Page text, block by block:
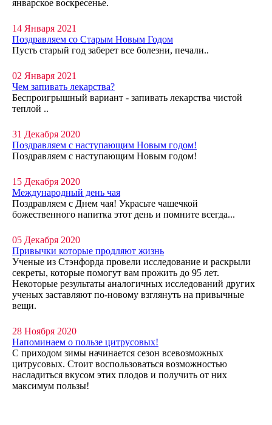
январское воскресенье.
14 Января 2021
Поздравляем со Старым Новым Годом
Пусть старый год заберет все болезни, печали..
02 Января 2021
Чем запивать лекарства?
Беспроигрышный вариант - запивать лекарства чистой
теплой ..
31 Декабря 2020
Поздравляем с наступающим Новым годом!
Поздравляем с наступающим Новым годом!
15 Декабря 2020
Международный день чая
Поздравляем с Днем чая! Украсьте чашечкой
божественного напитка этот день и помните всегда...
05 Декабря 2020
Привычки которые продляют жизнь
Ученые из Стэнфорда провели исследование и раскрыли
секреты, которые помогут вам прожить до 95 лет.
Некоторые результаты аналогичных исследований других
ученых заставляют по-новому взглянуть на привычные
вещи.
28 Ноября 2020
Напоминаем о пользе цитрусовых!
С приходом зимы начинается сезон всевозможных
цитрусовых. Стоит воспользоваться возможностью
насладиться вкусом этих плодов и получить от них
максимум пользы!